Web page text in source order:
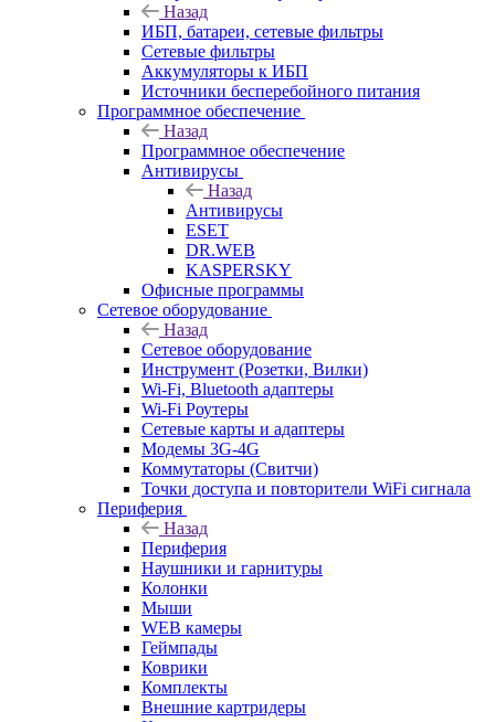
Назад
ИБП, батареи, сетевые фильтры
Сетевые фильтры
Аккумуляторы к ИБП
Источники бесперебойного питания
Программное обеспечение
Назад
Программное обеспечение
Антивирусы
Назад
Антивирусы
ESET
DR.WEB
KASPERSKY
Офисные программы
Сетевое оборудование
Назад
Сетевое оборудование
Инструмент (Розетки, Вилки)
Wi-Fi, Bluetooth адаптеры
Wi-Fi Роутеры
Сетевые карты и адаптеры
Модемы 3G-4G
Коммутаторы (Свитчи)
Точки доступа и повторители WiFi сигнала
Периферия
Назад
Периферия
Наушники и гарнитуры
Колонки
Мыши
WEB камеры
Геймпады
Коврики
Комплекты
Внешние картридеры